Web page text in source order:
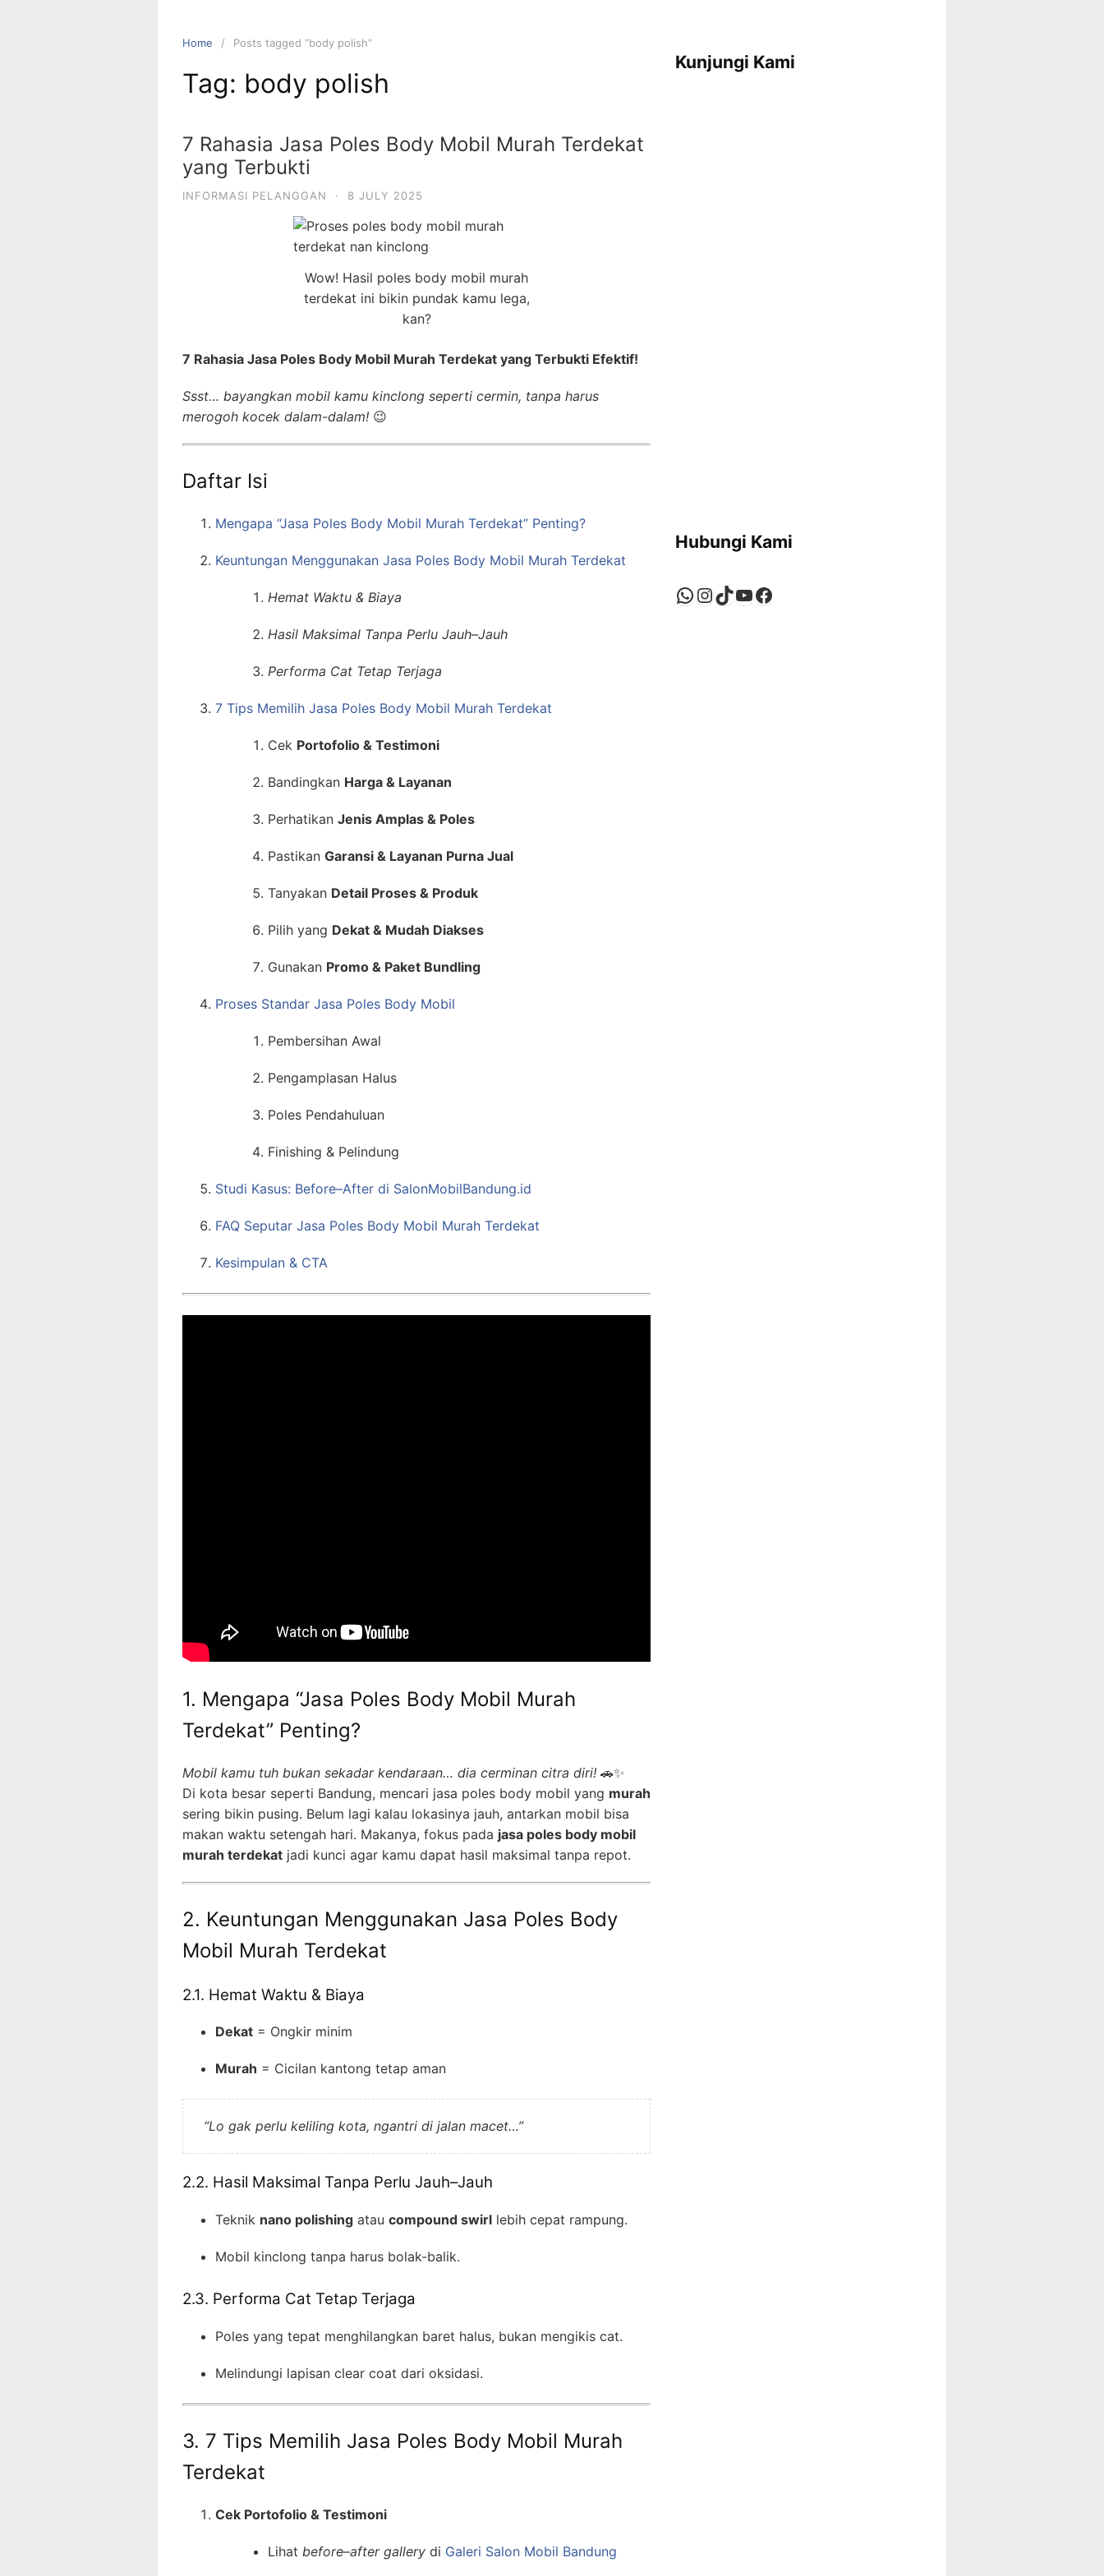
Home Posts tagged “body polish”
Tag: body polish
7 Rahasia Jasa Poles Body Mobil Murah Terdekat
yang Terbukti
INFORMASI PELANGGAN · 8 JULY 2025
Wow! Hasil poles body mobil murah
terdekat ini bikin pundak kamu lega,
kan?
7 Rahasia Jasa Poles Body Mobil Murah Terdekat yang Terbukti Efektif!
Ssst… bayangkan mobil kamu kinclong seperti cermin, tanpa harus
merogoh kocek dalam-dalam! 😉
Daftar Isi
Mengapa “Jasa Poles Body Mobil Murah Terdekat” Penting?
Keuntungan Menggunakan Jasa Poles Body Mobil Murah Terdekat
Hemat Waktu & Biaya
Hasil Maksimal Tanpa Perlu Jauh–Jauh
Performa Cat Tetap Terjaga
7 Tips Memilih Jasa Poles Body Mobil Murah Terdekat
Cek Portofolio & Testimoni
Bandingkan Harga & Layanan
Perhatikan Jenis Amplas & Poles
Pastikan Garansi & Layanan Purna Jual
Tanyakan Detail Proses & Produk
Pilih yang Dekat & Mudah Diakses
Gunakan Promo & Paket Bundling
Proses Standar Jasa Poles Body Mobil
Pembersihan Awal
Pengamplasan Halus
Poles Pendahuluan
Finishing & Pelindung
Studi Kasus: Before–After di SalonMobilBandung.id
FAQ Seputar Jasa Poles Body Mobil Murah Terdekat
Kesimpulan & CTA
1. Mengapa “Jasa Poles Body Mobil Murah
Terdekat” Penting?
Mobil kamu tuh bukan sekadar kendaraan… dia cerminan citra diri! 🚗✨
Di kota besar seperti Bandung, mencari jasa poles body mobil yang murah
sering bikin pusing. Belum lagi kalau lokasinya jauh, antarkan mobil bisa
makan waktu setengah hari. Makanya, fokus pada jasa poles body mobil
murah terdekat jadi kunci agar kamu dapat hasil maksimal tanpa repot.
2. Keuntungan Menggunakan Jasa Poles Body
Mobil Murah Terdekat
2.1. Hemat Waktu & Biaya
Dekat = Ongkir minim
Murah = Cicilan kantong tetap aman
“Lo gak perlu keliling kota, ngantri di jalan macet…”
2.2. Hasil Maksimal Tanpa Perlu Jauh–Jauh
Teknik nano polishing atau compound swirl lebih cepat rampung.
Mobil kinclong tanpa harus bolak-balik.
2.3. Performa Cat Tetap Terjaga
Poles yang tepat menghilangkan baret halus, bukan mengikis cat.
Melindungi lapisan clear coat dari oksidasi.
3. 7 Tips Memilih Jasa Poles Body Mobil Murah
Terdekat
Cek Portofolio & Testimoni
Lihat before–after gallery di Galeri Salon Mobil Bandung
Kunjungi Kami
Hubungi Kami
WhatsApp
Instagram
TikTok
YouTube
Facebook